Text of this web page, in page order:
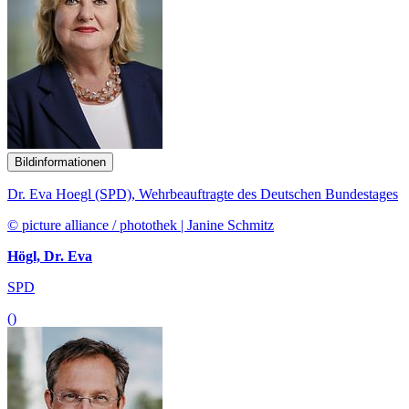
Bildinformationen
Dr. Eva Hoegl (SPD), Wehrbeauftragte des Deutschen Bundestages
© picture alliance / photothek | Janine Schmitz
Högl, Dr. Eva
SPD
()